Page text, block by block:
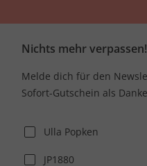
Nichts mehr verpassen!
Melde dich für den
Sofort-Gutschein als
Ulla Popken
JP1880